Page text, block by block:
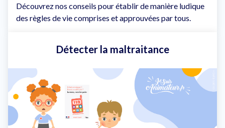
Découvrez nos conseils pour établir de manière ludique
des règles de vie comprises et approuvées par tous.
Détecter la maltraitance